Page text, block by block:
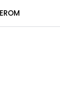
Favoritter